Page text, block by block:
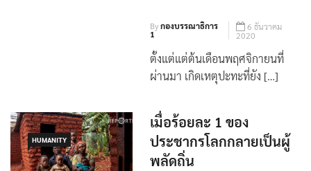
Byกองบรรณาธิการ
1
6 ธันวาคม
2020
ตั้งแต่แต่ต้นเดือนพฤศจิกายนที่
ผ่านมา เกิดเหตุปะทะที่ยัง […]
HUMANITY
เมื่อร้อยละ 1 ของ
ประชากรโลกกลายเป็นผู้
พลัดถิ่น